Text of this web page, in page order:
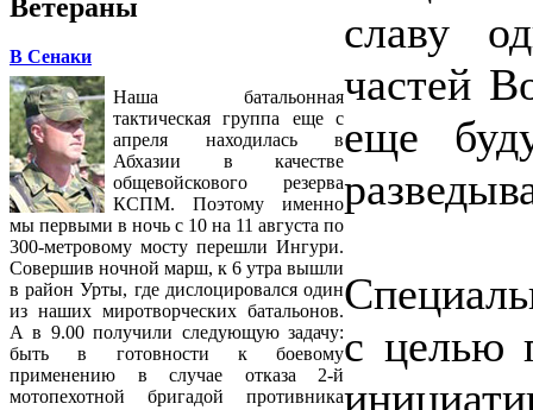
Ветераны
В Сенаки
Наша батальонная
тактическая группа еще с
апреля находилась в
Абхазии в качестве
общевойскового резерва
КСПМ. Поэтому именно
мы первыми в ночь с 10 на 11 августа по
300-метровому мосту перешли Ингури.
Совершив ночной марш, к 6 утра вышли
в район Урты, где дислоцировался один
из наших миротворческих батальонов.
А в 9.00 получили следующую задачу:
быть в готовности к боевому
применению в случае отказа 2-й
мотопехотной бригадой противника
славу
частей
еще
с целью